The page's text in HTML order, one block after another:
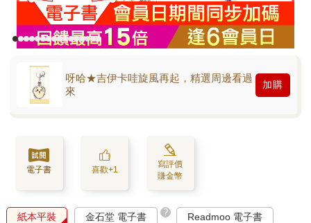
呀哈★吉伊卡哇旋風再起，精選周邊看過
來
加購
電子書 喜歡+1
寫評價
賺金幣
紙本平裝 金石堂 電子書 ? Readmoo 電子書